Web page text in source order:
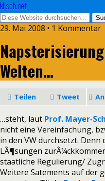
klisch.net
29. Mai 2008 • 1 Kommentar
Welten…
Teilen Tweet
…steht, laut Prof. Mayer-
nicht eine Vereinfachung,
in den VW durchsetzt. Denn
LÃ¶sungen
staatliche Regulierung/
Weitere Satements auf der